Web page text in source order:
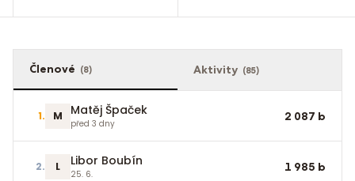
Členové (8) Aktivity (85)
1. M Matěj Špaček
před 3 dny
2 087 b
2. L Libor Boubín
25. 6.
1 985 b